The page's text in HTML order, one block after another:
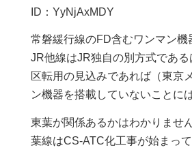
ID：YyNjAxMDY
常磐緩行線のFD含むワンマン機
JR他線はJR独自の別方式であ
区転用の見込みであれば（東京
ン機器を搭載していないことに
東葉が関係あるかはわかりませ
葉線はCS-ATC化工事が始まっ